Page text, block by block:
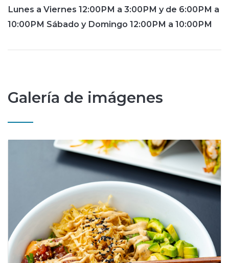
Lunes a Viernes 12:00PM a 3:00PM y de 6:00PM a
10:00PM Sábado y Domingo 12:00PM a 10:00PM
Galería de imágenes